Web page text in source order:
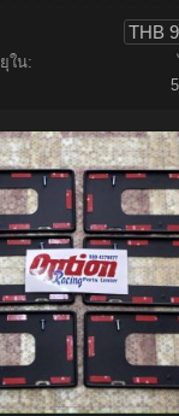
THB
ใน: